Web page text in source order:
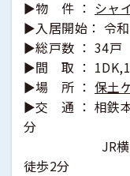
►物 件 ： シャ
►入居開始： 令
►総戸数 ： 34戸
►間 取 ：
►場 所 ： 保土
►交 通 ： 相鉄
分
JR横須賀
徒歩2分